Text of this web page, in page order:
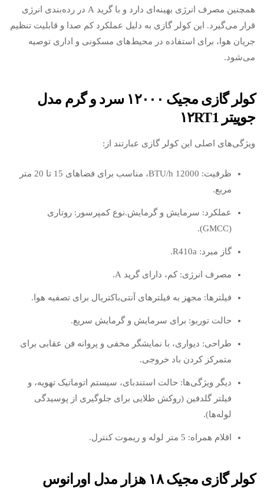
همچنین مصرف انرژی بهینه‌ای دارد و با گرید A در رده‌بندی انرژی
قرار می‌گیرد. این کولر گازی به دلیل عملکرد کم صدا و قابلیت تنظیم
جریان هوا، برای استفاده در محیط‌های مسکونی و اداری توصیه
می‌شود.
کولر گازی مجیک ۱۲۰۰۰ سرد و گرم مدل
جوپیتر ۱۲RT1
ویژگی‌های اصلی این کولر گازی عبارتند از:
ظرفیت: 12000 BTU/h، مناسب برای فضاهای 15 تا 20 متر
مربع.
عملکرد: سرمایش و گرمایش.نوع کمپرسور: روتاری
(GMCC).
گاز مبرد: R410a.
مصرف انرژی: کم، دارای گرید A.
فیلترها: مجهز به فیلترهای آنتی‌باکتریال برای تصفیه هوا.
حالت توربو: برای سرمایش و گرمایش سریع.
طراحی: دیواری، با نمایشگر مخفی و پروانه فن عقابی برای
متمرکز کردن باد خروجی.
دیگر ویژگی‌ها: حالت استندبای، سیستم اتوماتیک تهویه، و
فیلتر گلدفین (روکش طلایی برای جلوگیری از پوسیدگی
لوله‌ها).
اقلام همراه: 5 متر لوله و ریموت کنترل.
کولر گازی مجیک ۱۸ هزار مدل اورانوس